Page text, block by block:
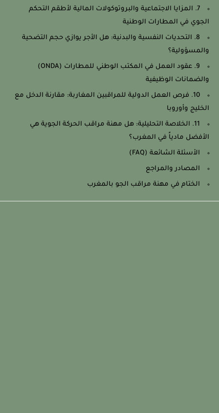
7. المزايا الاجتماعية والبروتوكولات المالية لأطقم التحكم
الجوي في المطارات الوطنية
8. التحديات النفسية والبدنية: هل الأجر يوازي حجم التضحية
والمسؤولية؟
9. عقود العمل في المكتب الوطني للمطارات (ONDA)
والضمانات الوظيفية
10. فرص العمل الدولية للمراقبين المغاربة: مقارنة الدخل مع
الخليج وأوروبا
11. الخلاصة التحليلية: هل مهنة مراقب الحركة الجوية هي
الأفضل مادياً في المغرب؟
الأسئلة الشائعة (FAQ)
المصادر والمراجع
الختام في مهنة مراقب الجو بالمغرب